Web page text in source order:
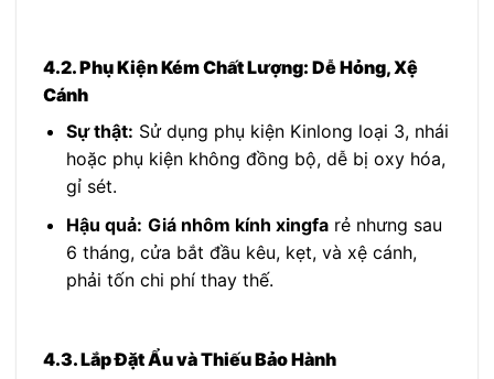
4.2. Phụ Kiện Kém Chất Lượng: Dễ Hỏng, Xệ
Cánh
Sự thật: Sử dụng phụ kiện Kinlong loại 3, nhái
hoặc phụ kiện không đồng bộ, dễ bị oxy hóa,
gỉ sét.
Hậu quả: Giá nhôm kính xingfarẻ nhưng sau
6 tháng, cửa bắt đầu kêu, kẹt, và xệ cánh,
phải tốn chi phí thay thế.
4.3. Lắp Đặt Ẩu và Thiếu Bảo Hành